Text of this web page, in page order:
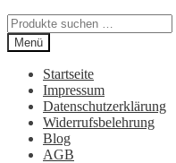
Suchen
nach:
Menü
Startseite
Impressum
Datenschutzerklärung
Widerrufsbelehrung
Blog
AGB